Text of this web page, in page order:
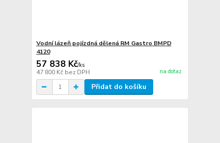
Vodní lázeň pojízdná dělená RM Gastro BMPD
4120
57 838 Kč/ks
47 800 Kč bez DPH na dotaz
Přidat do košíku